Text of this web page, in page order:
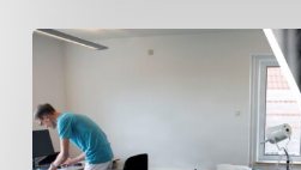
Regionsklinikkerne
Midtjylland
har